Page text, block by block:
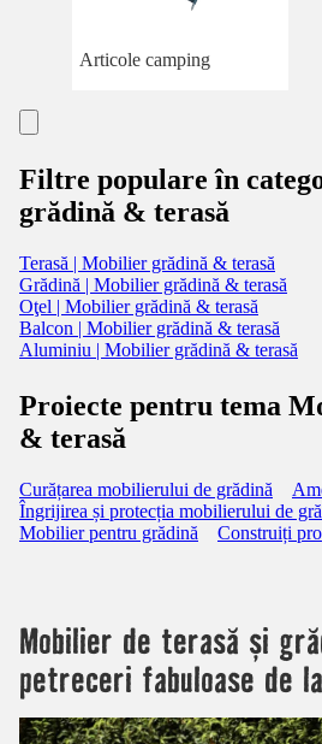
Articole camping
Filtre populare în
grădină & terasă
Terasă | Mobilier grădină & terasă
Grădină | Mobilier grădină & terasă
Oţel | Mobilier grădină & terasă
Balcon | Mobilier grădină & terasă
Aluminiu | Mobilier grădină & terasă
Proiecte pentru tema
& terasă
Curățarea mobilierului de grădină
Îngrijirea și protecția mobilierului de
Mobilier pentru grădină
Construiți